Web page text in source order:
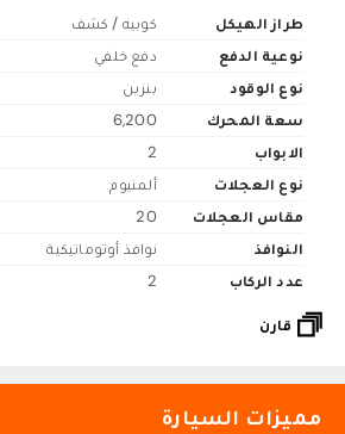
طراز الهيكل
كوبيه / كشف
نوعية الدفع
دفع خلفي
نوع الوقود
بنزين
سعة المحرك
6,200
الابواب
2
نوع العجلات
ألمنيوم
مقاس العجلات
20
النوافذ
نوافذ أوتوماتيكية
عدد الركاب
2
قارن
مميزات السيارة